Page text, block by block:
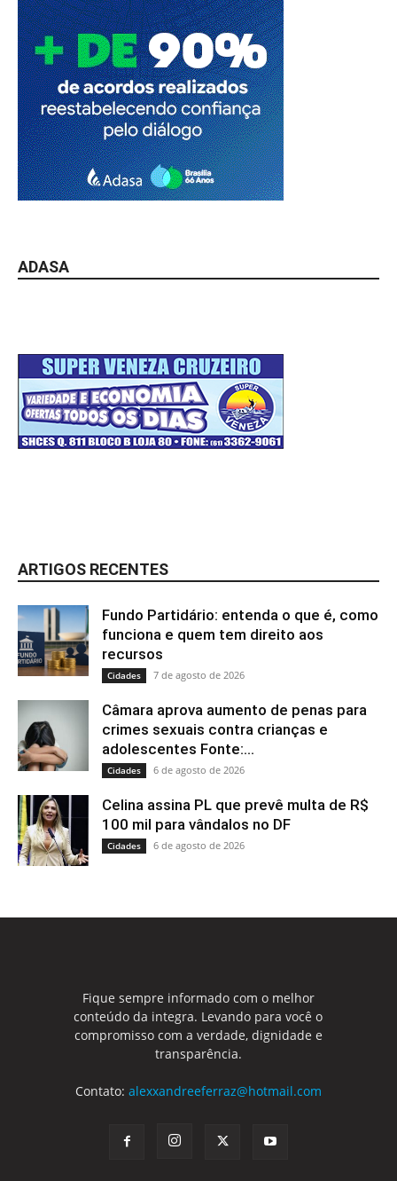
ADASA
ARTIGOS RECENTES
Fundo Partidário: entenda o que é, como
funciona e quem tem direito aos
recursos
Cidades 7 de agosto de 2026
Câmara aprova aumento de penas para
crimes sexuais contra crianças e
adolescentes Fonte:...
Cidades 6 de agosto de 2026
Celina assina PL que prevê multa de R$
100 mil para vândalos no DF
Cidades 6 de agosto de 2026
Fique sempre informado com o melhor
conteúdo da integra. Levando para você o
compromisso com a verdade, dignidade e
transparência.
Contato: alexxandreeferraz@hotmail.com